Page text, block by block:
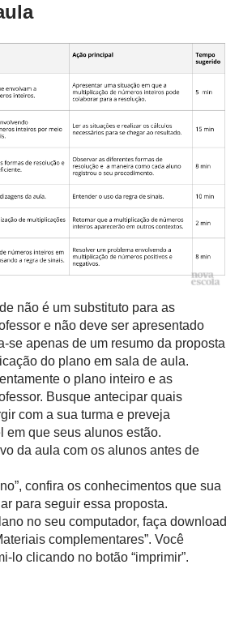
não é um substituto para as
e não deve ser apresentado
se apenas de um resumo da proposta
do plano em sala de aula.
o plano inteiro e as
Busque antecipar quais
com a sua turma e preveja
em que seus alunos estão.
da aula com os alunos antes de
confira os conhecimentos que sua
para seguir essa proposta.
no seu computador, faça download
complementares”. Você
lo clicando no botão “imprimir”.